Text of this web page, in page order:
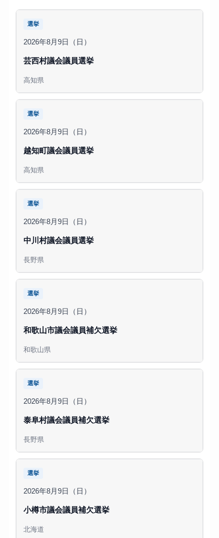
選挙
2026年8月9日（日）
芸西村議会議員選挙
高知県
選挙
2026年8月9日（日）
越知町議会議員選挙
高知県
選挙
2026年8月9日（日）
中川村議会議員選挙
長野県
選挙
2026年8月9日（日）
和歌山市議会議員補欠選挙
和歌山県
選挙
2026年8月9日（日）
泰阜村議会議員補欠選挙
長野県
選挙
2026年8月9日（日）
小樽市議会議員補欠選挙
北海道